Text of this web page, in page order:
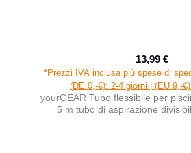
Prezzo
13,99 €
*Prezzi IVA inclusa più spese di
(DE 0,-€): 2-4 giorni | (EU 9,-
yourGEAR Tubo flessibile per
5 m tubo di aspirazione